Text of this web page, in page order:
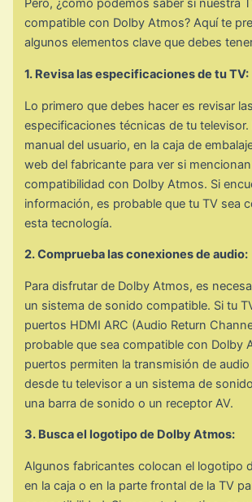
Pero, ¿cómo podemos saber si nuestra
compatible con Dolby Atmos? Aquí te
algunos elementos clave que debes
1. Revisa las especificaciones de tu TV:
Lo primero que debes hacer es revisar las
especificaciones técnicas de tu televisor.
manual del usuario, en la caja de
web del fabricante para ver si mencionan
compatibilidad con Dolby Atmos. Si
información, es probable que tu TV sea
esta tecnología.
2. Comprueba las conexiones de audio:
Para disfrutar de Dolby Atmos, es
un sistema de sonido compatible. Si tu
puertos HDMI ARC (Audio Return
probable que sea compatible con Dolby
puertos permiten la transmisión de
desde tu televisor a un sistema de
una barra de sonido o un receptor AV.
3. Busca el logotipo de Dolby Atmos:
Algunos fabricantes colocan el logotipo
en la caja o en la parte frontal de la TV